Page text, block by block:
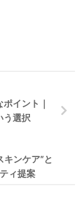
イント｜
う選択
ンケア”と
ィ提案